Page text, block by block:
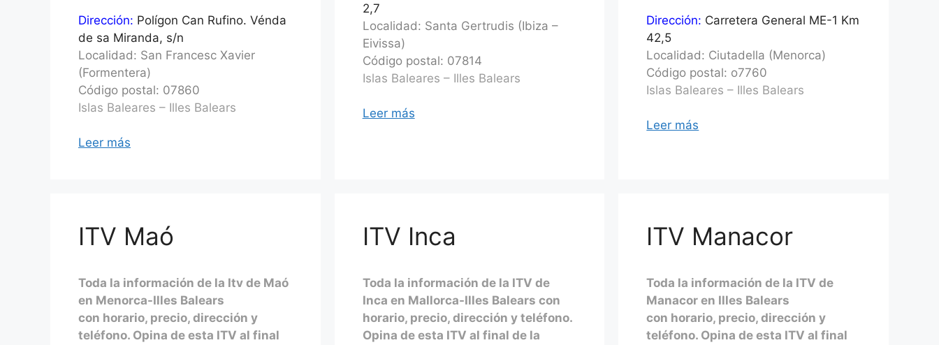
Dirección: Polígon Can Rufino. Vénda
de sa Miranda, s/n
Localidad: San Francesc Xavier
(Formentera)
Código postal: 07860
Islas Baleares – Illes Balears
Leer más
2,7
Localidad: Santa Gertrudis (Ibiza –
Eivissa)
Código postal: 07814
Islas Baleares – Illes Balears
Leer más
Dirección: Carretera General ME-1 Km
42,5
Localidad: Ciutadella (Menorca)
Código postal: o7760
Islas Baleares – Illes Balears
Leer más
ITV Maó
Toda la información de la Itv de Maó
en Menorca-Illes Balears
con horario, precio, dirección y
teléfono. Opina de esta ITV al final
ITV Inca
Toda la información de la ITV de
Inca en Mallorca-Illes Balears con
horario, precio, dirección y teléfono.
Opina de esta ITV al final de la
ITV Manacor
Toda la información de la ITV de
Manacor en Illes Balears
con horario, precio, dirección y
teléfono. Opina de esta ITV al final